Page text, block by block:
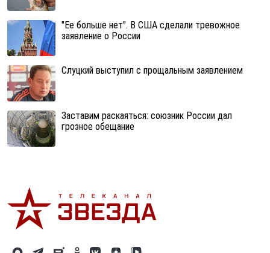
"Ее больше нет". В США сделали тревожное
заявление о России
Слуцкий выступил с прощальным заявлением
Заставим раскаяться: союзник России дал
грозное обещание